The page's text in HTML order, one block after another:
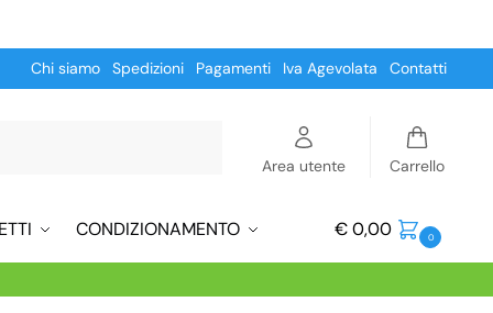
Chi siamo Spedizioni Pagamenti Iva Agevolata Contatti
Area utente Carrello
CONDIZIONAMENTO €0,00 0